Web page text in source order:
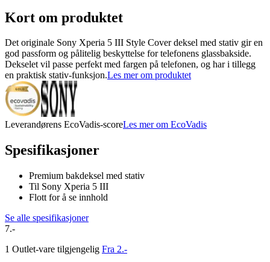
Kort om produktet
Det originale Sony Xperia 5 III Style Cover deksel med stativ gir en
god passform og pålitelig beskyttelse for telefonens glassbakside.
Dekselet vil passe perfekt med fargen på telefonen, og har i tillegg
en praktisk stativ-funksjon.Les mer om produktet
Leverandørens EcoVadis-scoreLes mer om EcoVadis
Spesifikasjoner
Premium bakdeksel med stativ
Til Sony Xperia 5 III
Flott for å se innhold
Se alle spesifikasjoner
7.-
1 Outlet-vare tilgjengelig Fra 2.-